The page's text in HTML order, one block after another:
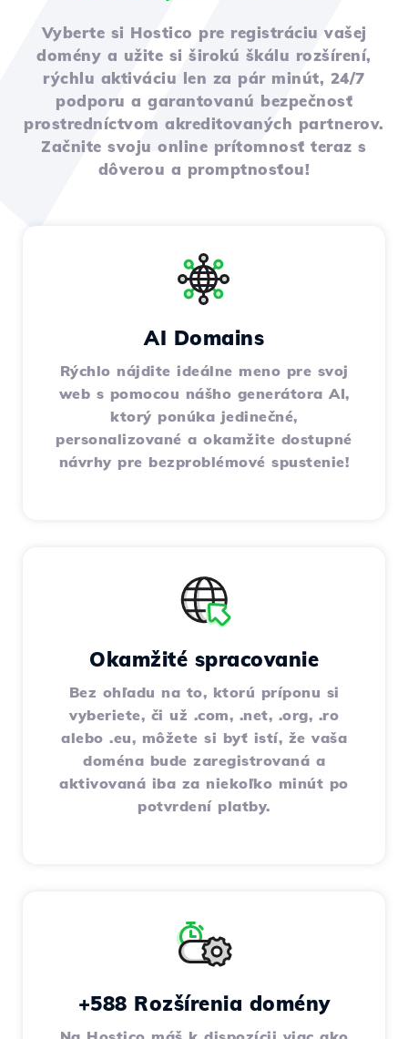
Vyberte si Hostico pre registráciu vašej
domény a užite si širokú škálu rozšírení,
rýchlu aktiváciu len za pár minút, 24/7
podporu a garantovanú bezpečnosť
prostredníctvom akreditovaných partnerov.
Začnite svoju online prítomnosť teraz s
dôverou a promptnosťou!
AI Domains
Rýchlo nájdite ideálne meno pre svoj
web s pomocou nášho generátora AI,
ktorý ponúka jedinečné,
personalizované a okamžite dostupné
návrhy pre bezproblémové spustenie!
Okamžité spracovanie
Bez ohľadu na to, ktorú príponu si
vyberiete, či už .com, .net, .org, .ro
alebo .eu, môžete si byť istí, že vaša
doména bude zaregistrovaná a
aktivovaná iba za niekoľko minút po
potvrdení platby.
+588 Rozšírenia domény